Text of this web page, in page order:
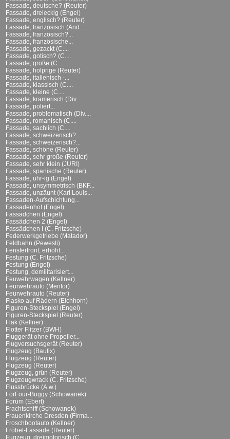
Fassade, deutsche? (Reuter)
Fassade, dreieckig (Engel)
Fassade, englisch? (Reuter)
Fassade, französisch (And....
Fassade, französisch?...
Fassade, französische...
Fassade, gezackt (C....
Fassade, gotisch? (C....
Fassade, große (C....
Fassade, holprige (Reuter)
Fassade, italienisch -...
Fassade, klassisch (C....
Fassade, kleine (C....
Fassade, kramerisch (Div....
Fassade, poliert...
Fassade, problematisch (Div....
Fassade, romanisch (C....
Fassade, sachlich (C....
Fassade, schweizerisch?...
Fassade, schweizerisch?...
Fassade, schöne (Reuter)
Fassade, sehr große (Reuter)
Fassade, sehr klein (JURI)
Fassade, spanische (Reuter)
Fassade, uhr-ig (Engel)
Fassade, unsymmetrisch (BKF...
Fassade, unzäunt (Karl Louis...
Fassaden-Aufschichtung...
Fassadenhof (Engel)
Fassädchen (Engel)
Fassädchen 2 (Engel)
Fassädchen I (C. Fritzsche)
Federwerkgetriebe (Matador)
Feldbahn (Pewesti)
Fensterfront, erhöht...
Festung (C. Fritzsche)
Festung (Engel)
Festung, demilitarisiert...
Feuwehrwagen (Kellner)
Feürwehrauto (Mentor)
Feürwehrauto (Reuter)
Fiasko auf Rädern (Eichhorn)
Figuren-Steckspiel (Engel)
Figuren-Steckspiel (Reuter)
Flak (Kellner)
Flotter Flitzer (BWH)
Fluggerät ohne Propeller...
Flugversuchsgerät (Reuter)
Flugzeug (Baufix)
Flugzeug (Reuter)
Flugzeug (Reuter)
Flugzeug, grün (Reuter)
Flugzeugwrack (C. Fritzsche)
Flussbrücke (A.w.)
ForFour-Buggy (Schowanek)
Forum (Ebert)
Frachtschiff (Schowanek)
Frauenkirche Dresden (Firma...
Froschbootauto (Kellner)
Fröbel-Fassade (Reuter)
Fugzeug, dreimotorisch (C....